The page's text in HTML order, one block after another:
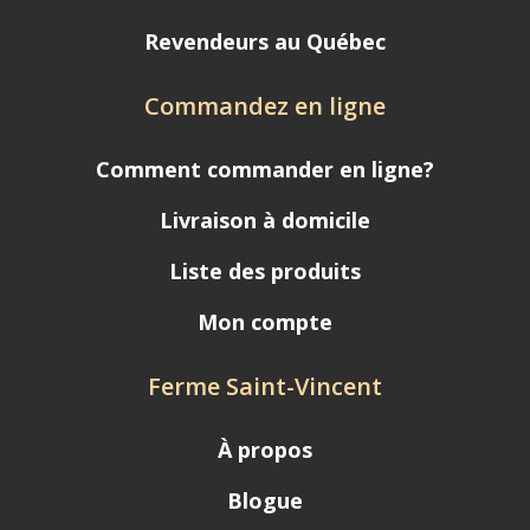
Revendeurs au Québec
Commandez en ligne
Comment commander en ligne?
Livraison à domicile
Liste des produits
Mon compte
Ferme Saint-Vincent
À propos
Blogue